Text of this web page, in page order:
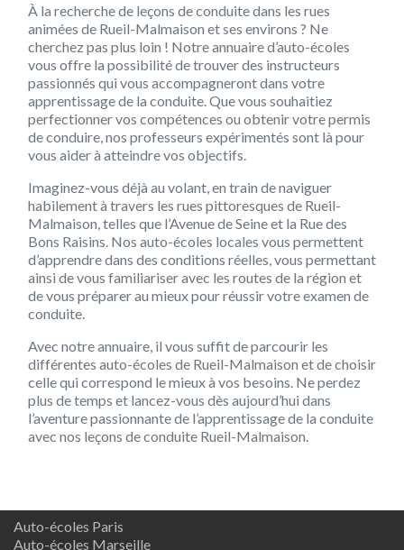
À la recherche de leçons de conduite dans les rues
animées de Rueil-Malmaison et ses environs ? Ne
cherchez pas plus loin ! Notre annuaire d’auto-écoles
vous offre la possibilité de trouver des instructeurs
passionnés qui vous accompagneront dans votre
apprentissage de la conduite. Que vous souhaitiez
perfectionner vos compétences ou obtenir votre permis
de conduire, nos professeurs expérimentés sont là pour
vous aider à atteindre vos objectifs.
Imaginez-vous déjà au volant, en train de naviguer
habilement à travers les rues pittoresques de Rueil-
Malmaison, telles que l’Avenue de Seine et la Rue des
Bons Raisins. Nos auto-écoles locales vous permettent
d’apprendre dans des conditions réelles, vous permettant
ainsi de vous familiariser avec les routes de la région et
de vous préparer au mieux pour réussir votre examen de
conduite.
Avec notre annuaire, il vous suffit de parcourir les
différentes auto-écoles de Rueil-Malmaison et de choisir
celle qui correspond le mieux à vos besoins. Ne perdez
plus de temps et lancez-vous dès aujourd’hui dans
l’aventure passionnante de l’apprentissage de la conduite
avec nos leçons de conduite Rueil-Malmaison.
Auto-écoles Paris
Auto-écoles Marseille